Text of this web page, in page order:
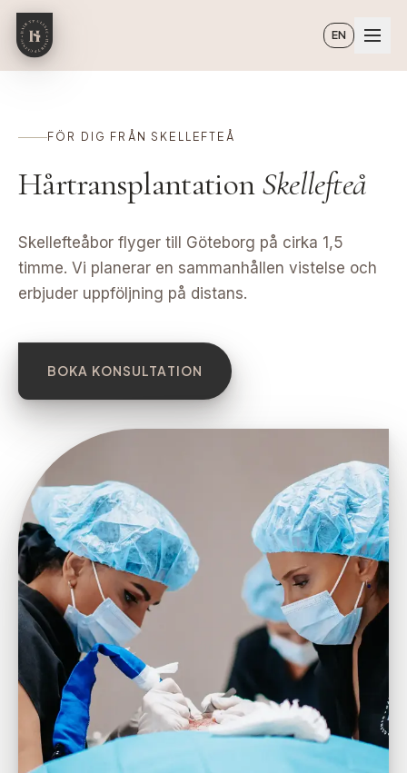
Hoppa till huvudinnehåll
EN
FÖR DIG FRÅN SKELLEFTEÅ
Hårtransplantation Skellefteå
Skellefteåbor flyger till Göteborg på cirka 1,5
timme. Vi planerar en sammanhållen vistelse och
erbjuder uppföljning på distans.
BOKA KONSULTATION